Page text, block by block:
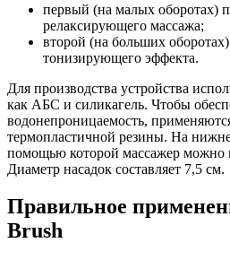
первый (на малых оборотах)
релаксирующего массажа;
второй (на больших
тонизирующего эффекта.
Для производства устройства
как АБС и силикагель. Чтобы
водонепроницаемость,
термопластичной резины. На
помощью которой массажер можно
Диаметр насадок составляет 7,5 см.
Правильное
Brush